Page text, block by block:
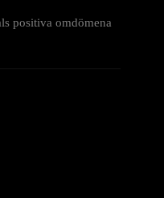
positiva omdömena